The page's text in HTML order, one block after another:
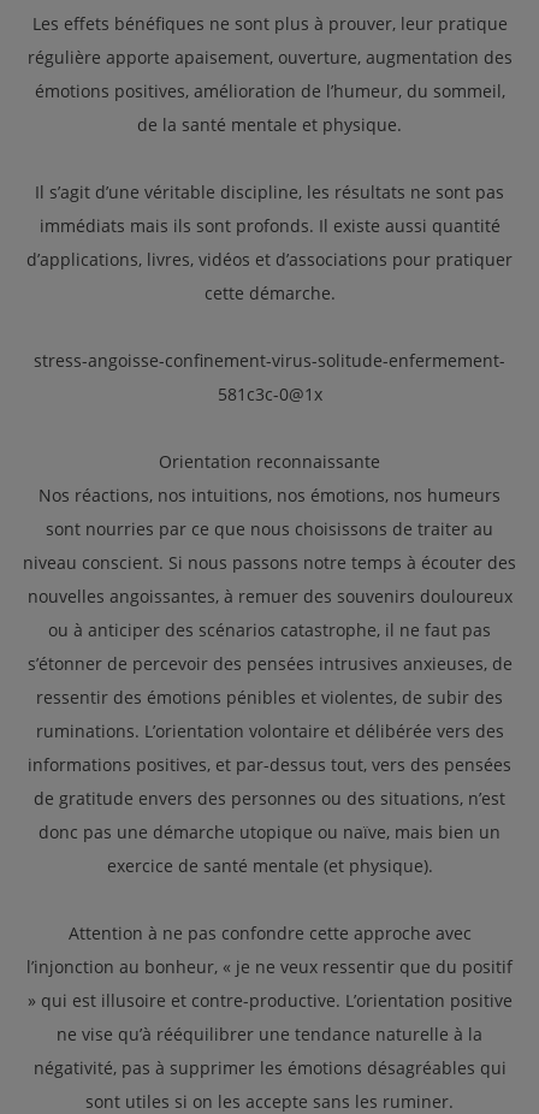
Les effets bénéfiques ne sont plus à prouver, leur pratique
régulière apporte apaisement, ouverture, augmentation des
émotions positives, amélioration de l’humeur, du sommeil,
de la santé mentale et physique.
Il s’agit d’une véritable discipline, les résultats ne sont pas
immédiats mais ils sont profonds. Il existe aussi quantité
d’applications, livres, vidéos et d’associations pour pratiquer
cette démarche.
stress-angoisse-confinement-virus-solitude-enfermement-
581c3c-0@1x
Orientation reconnaissante
Nos réactions, nos intuitions, nos émotions, nos humeurs
sont nourries par ce que nous choisissons de traiter au
niveau conscient. Si nous passons notre temps à écouter des
nouvelles angoissantes, à remuer des souvenirs douloureux
ou à anticiper des scénarios catastrophe, il ne faut pas
s’étonner de percevoir des pensées intrusives anxieuses, de
ressentir des émotions pénibles et violentes, de subir des
ruminations. L’orientation volontaire et délibérée vers des
informations positives, et par-dessus tout, vers des pensées
de gratitude envers des personnes ou des situations, n’est
donc pas une démarche utopique ou naïve, mais bien un
exercice de santé mentale (et physique).
Attention à ne pas confondre cette approche avec
l’injonction au bonheur, « je ne veux ressentir que du positif
» qui est illusoire et contre-productive. L’orientation positive
ne vise qu’à rééquilibrer une tendance naturelle à la
négativité, pas à supprimer les émotions désagréables qui
sont utiles si on les accepte sans les ruminer.